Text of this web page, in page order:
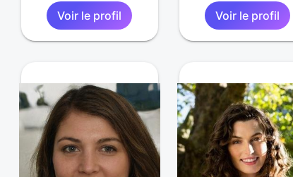
Voir le profil
et honnête et sincère
et gentille j'ai 19 ans
Voir le profil